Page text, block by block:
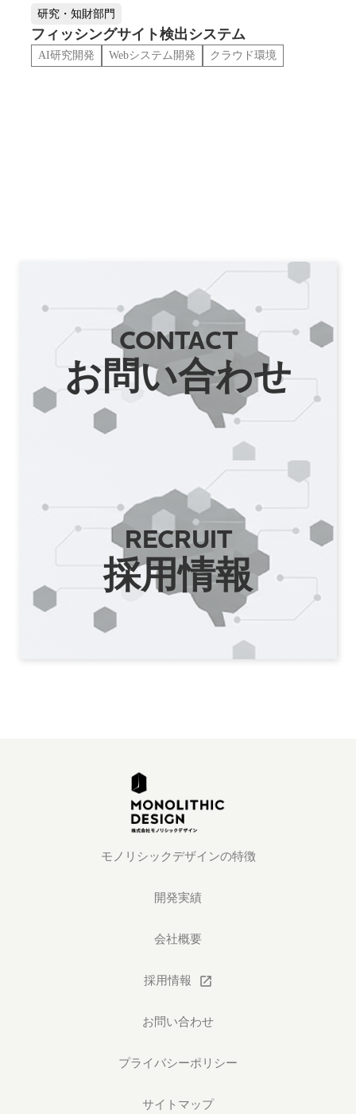
研究・知財部門
フィッシングサイト検出システム
AI研究開発 Webシステム開発 クラウド環境
CONTACT
お問い合わせ
RECRUIT
採用情報
モノリシックデザインの特徴
開発実績
会社概要
採用情報 open_in_new
お問い合わせ
プライバシーポリシー
サイトマップ